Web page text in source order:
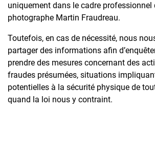
uniquement dans le cadre professionnel
photographe Martin Fraudreau.
Toutefois, en cas de nécessité, nous
partager des informations afin
prendre des mesures concernant des
fraudes présumées, situations
potentielles à la sécurité physique de
quand la loi nous y contraint.